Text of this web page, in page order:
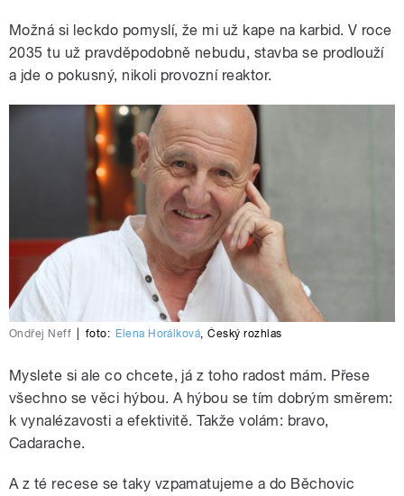
Možná si leckdo pomyslí, že mi už kape na karbid. V roce
2035 tu už pravděpodobně nebudu, stavba se prodlouží
a jde o pokusný, nikoli provozní reaktor.
Ondřej Neff foto: Elena Horálková,Český rozhlas
Myslete si ale co chcete, já z toho radost mám. Přese
všechno se věci hýbou. A hýbou se tím dobrým směrem:
k vynalézavosti a efektivitě. Takže volám: bravo,
Cadarache.
A z té recese se taky vzpamatujeme a do Běchovic